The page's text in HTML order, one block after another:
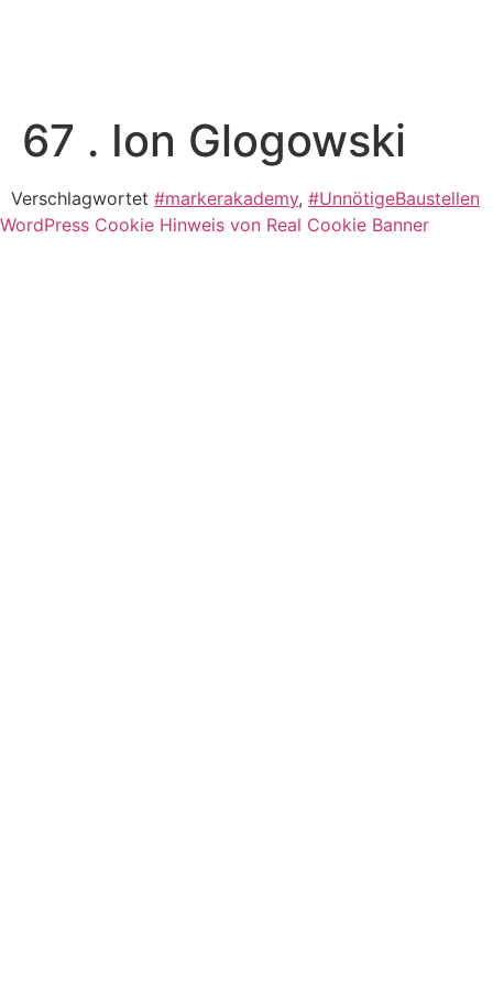
67 . Ion Glogowski
Verschlagwortet #markerakademy, #UnnötigeBaustellen
WordPress Cookie Hinweis von Real Cookie Banner